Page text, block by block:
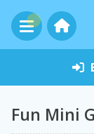
Fun Mini